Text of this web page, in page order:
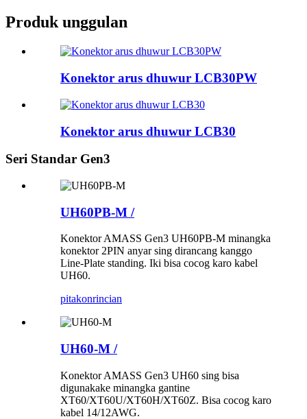
Produk unggulan
Konektor arus dhuwur LCB30PW
Konektor arus dhuwur LCB30
Seri Standar Gen3
UH60PB-M /
Konektor AMASS Gen3 UH60PB-M minangka
konektor 2PIN anyar sing dirancang kanggo
Line-Plate standing. Iki bisa cocog karo kabel
UH60.
pitakonrincian
UH60-M /
Konektor AMASS Gen3 UH60 sing bisa
digunakake minangka gantine
XT60/XT60U/XT60H/XT60Z. Bisa cocog karo
kabel 14/12AWG.